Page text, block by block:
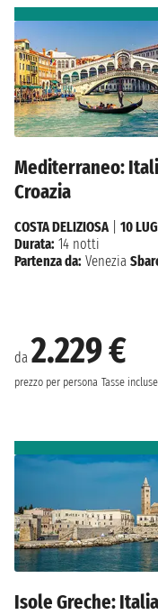
Mediterraneo:
Croazia
da 2.229 €
prezzo per persona Tasse incluse
COSTA DELIZIOSA| 10
Durata: 14 notti
Partenza da: Venezia
Isole Greche: